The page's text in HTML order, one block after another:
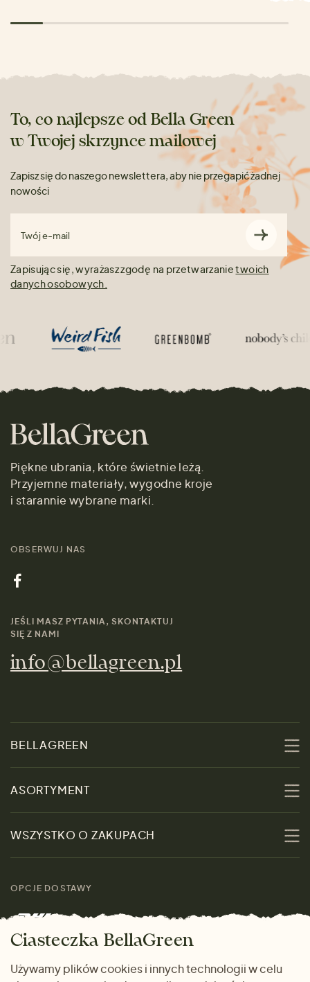
To, co najlepsze od Bella Green
w Twojej skrzynce mailowej
Zapisz się do naszego newslettera, aby nie przegapić żadnej
nowości
Twój e-mail
Zapisując się, wyrażasz zgodę na przetwarzanietwoich
danych osobowych.
Piękne ubrania, które świetnie leżą.
Przyjemne materiały, wygodne kroje
i starannie wybrane marki.
OBSERWUJ NAS
JEŚLI MASZ PYTANIA, SKONTAKTUJ
SIĘ Z NAMI
info@bellagreen.pl
BELLAGREEN
O nas
Zrównoważoność
Skontaktuj się z nami
Marki
ASORTYMENT
Promocje
Kobiety
Mężczyźni
Dom i wnętrze
Prezenty
WSZYSTKO O ZAKUPACH
rozmiarach
Zwrot towaru
OPCJE DOSTAWY
METODY PŁATNOŚCI
Ciasteczka BellaGreen
Używamy plików cookies i innych technologii w celu